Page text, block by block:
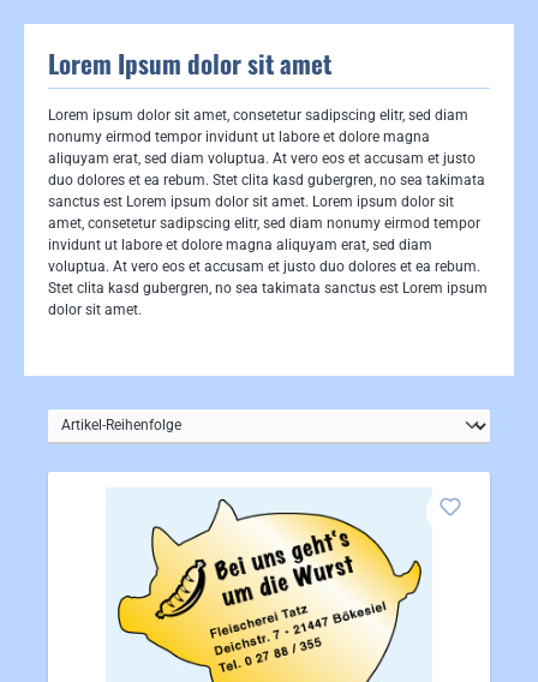
Lorem Ipsum dolor sit amet
Lorem ipsum dolor sit amet, consetetur sadipscing elitr, sed diam
nonumy eirmod tempor invidunt ut labore et dolore magna
aliquyam erat, sed diam voluptua. At vero eos et accusam et justo
duo dolores et ea rebum. Stet clita kasd gubergren, no sea takimata
sanctus est Lorem ipsum dolor sit amet. Lorem ipsum dolor sit
amet, consetetur sadipscing elitr, sed diam nonumy eirmod tempor
invidunt ut labore et dolore magna aliquyam erat, sed diam
voluptua. At vero eos et accusam et justo duo dolores et ea rebum.
Stet clita kasd gubergren, no sea takimata sanctus est Lorem ipsum
dolor sit amet.